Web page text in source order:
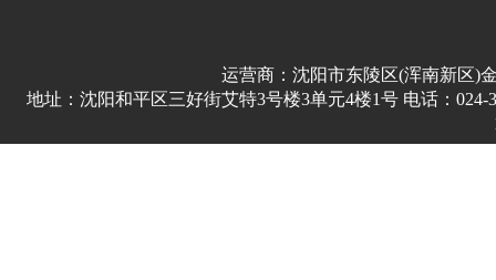
运营商：沈阳市东陵区(浑南新区)
地址：沈阳和平区三好街艾特3号楼3单元4楼1号 电话：024-